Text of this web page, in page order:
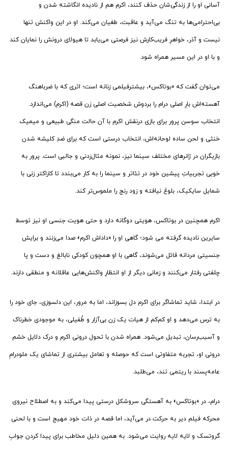
آسانی او را از زندگی‌شان حذف کنند، اکرم هم از نادیده انگاشته شدن و
بی‌احترامی‌ها به تنگ می‌آید و عاقبت، طغیان می‌کند. او در این واکنش تنها
نیست و آذر، خواهرِ فریب‌کارش نیز فرصتی می‌یابد تا هیولای درونش را نمایان کند
و با او در این مسیر همراه شود.
می‌توان گفت که «بوتاکس»، بیشترفیلمی زنانه است؛ اثری که با ضرباهنگ
آهسته‌اش بارِ اصلی درام را بردوش شخصیت اصلی زن قصه (اکرم) می‌اندازد.
انتخاب سوسن پرور برای بازی درنقش اکرم با آن حالت منگی طبیعی و میمیک
خنثی و لحن ساده لوحانه‌اش، انتخاب درستی است که برای ضدِ کلیشه شدن
بازیگران در ژانرهای مختلف سینما نیز، نمونه مثال‌زدنی و جالبی است. پرور به
خوبی تجربیاتِ پیشین خود در تئاتر و سینما را به کار می‌بندد تا کاراکتر زنی با
شمایل سایکیک، بلوغ نیافته و زود رنج را ملموس‌‌تر کند.
اکرم همچنین در بوتاکس، هویتی دوگانه دارد و حتی هویت جنسی او نیز توسط
سایرین نادیده گرفته می شود؛ گاهی او را «داداش اکرم» صدا می‌زنند و برایش
جنسیتی مردانه قائل می‌شوند، گاهی با او همچون کودکی نا‌بالغ و دست و پا
چلفتی رفتار می‌کنند و زمانی دیگر از او انتظارِ واکنش‌هایی عاقلانه و منطقی دارند.
در ابتدا، شاید تماشاگر برای اکرم دل بسوزاند، اما به مرور، این دلسوزی، جای خود را
به ترس می‌دهد و او کم‌کم از هیات یک زن بی‌آزار و طُفیلی، به موجودی خطرناک
و آسیب‌رسان، تبدیل می‌شود. همراه شدن با تحول درونی اکرم و درک دلایل خشم
درونی او، تجربه متفاوتی است که حوصله و تعامل بیشتری از تماشای یک ملودرامِ
عامه‌پسند با ریتمی تند، می‌طلبد.
درام، در «بوتاکس» به آهستگی سروشکل درستی پیدا می‌کند و به اصطلاح نیروی
محرکه فیلم دیر به حرکت در می‌آید، اما قصه در ذات خود مهیج است و با لحنی
گروتسک و لایه لایه روایت می‌شود. به همین دلیل مخاطب برای پیدا کردن جوابِ